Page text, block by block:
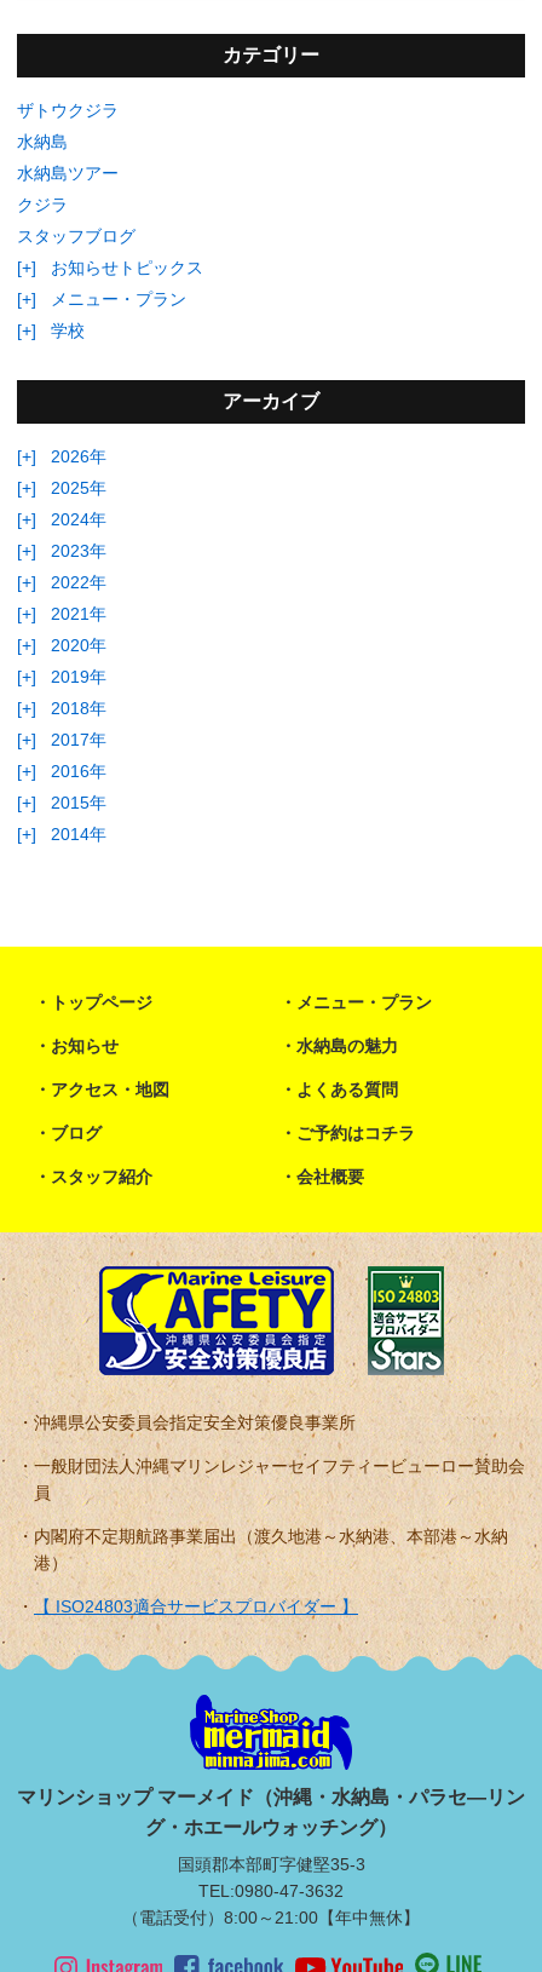
カテゴリー
ザトウクジラ
水納島
水納島ツアー
クジラ
スタッフブログ
[+]
お知らせトピックス
[+]
メニュー・プラン
[+]
学校
アーカイブ
[+]
2026年
[+]
2025年
[+]
2024年
[+]
2023年
[+]
2022年
[+]
2021年
[+]
2020年
[+]
2019年
[+]
2018年
[+]
2017年
[+]
2016年
[+]
2015年
[+]
2014年
トップページ メニュー・プラン
お知らせ 水納島の魅力
アクセス・地図 よくある質問
ブログ ご予約はコチラ
スタッフ紹介 会社概要
沖縄県公安委員会指定安全対策優良事業所
一般財団法人沖縄マリンレジャーセイフティービューロー賛助会
員
内閣府不定期航路事業届出（渡久地港～水納港、本部港～水納
港）
【 ISO24803適合サービスプロバイダー 】
マリンショップ マーメイド（沖縄・水納島・パラセ―リン
グ・ホエールウォッチング）
国頭郡本部町字健堅35-3
TEL:0980-47-3632
（電話受付）8:00～21:00【年中無休】